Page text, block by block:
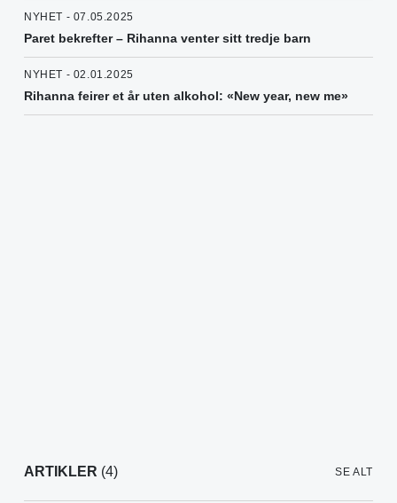
NYHET - 07.05.2025
Paret bekrefter – Rihanna venter sitt tredje barn
NYHET - 02.01.2025
Rihanna feirer et år uten alkohol: «New year, new me»
ARTIKLER (4) SE ALT